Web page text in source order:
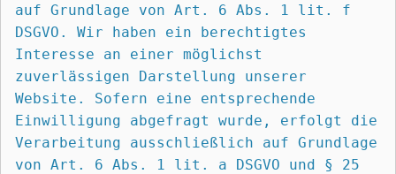
auf Grundlage von Art. 6 Abs. 1 lit. f
DSGVO. Wir haben ein berechtigtes
Interesse an einer möglichst
zuverlässigen Darstellung unserer
Website. Sofern eine entsprechende
Einwilligung abgefragt wurde, erfolgt die
Verarbeitung ausschließlich auf Grundlage
von Art. 6 Abs. 1 lit. a DSGVO und § 25